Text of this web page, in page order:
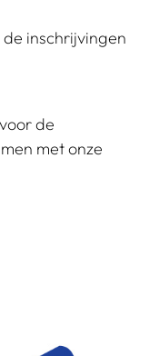
de inschrijvingen
de
met onze